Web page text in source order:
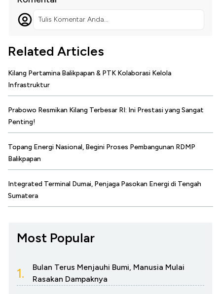
Tulis Komentar Anda...
Related Articles
Kilang Pertamina Balikpapan & PTK Kolaborasi Kelola
Infrastruktur
Prabowo Resmikan Kilang Terbesar RI: Ini Prestasi yang Sangat
Penting!
Topang Energi Nasional, Begini Proses Pembangunan RDMP
Balikpapan
Integrated Terminal Dumai, Penjaga Pasokan Energi di Tengah
Sumatera
Most Popular
1.
Bulan Terus Menjauhi Bumi, Manusia Mulai
Rasakan Dampaknya